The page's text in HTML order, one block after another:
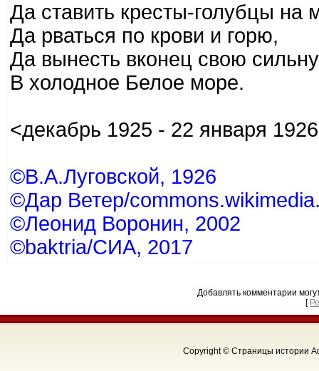
Да ставить кресты-голубцы на
Да рваться по крови и горю,
Да вынесть вконец свою
В холодное Белое море.
<декабрь 1925 - 22 января
©В.А.Луговской, 1926
©Дар Ветер/
©Леонид Воронин, 2002
©baktria/СИА, 2017
Добавлять комментарии
[
Copyright © Страницы истории